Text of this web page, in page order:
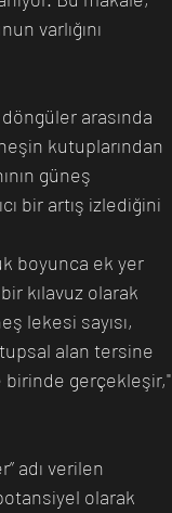
varlığını
arasında
kutuplarından
güneş
bir artış izlediğini
boyunca ek yer
kılavuz olarak
lekesi sayısı,
alan tersine
birinde gerçekleşir,"
adı verilen
olarak